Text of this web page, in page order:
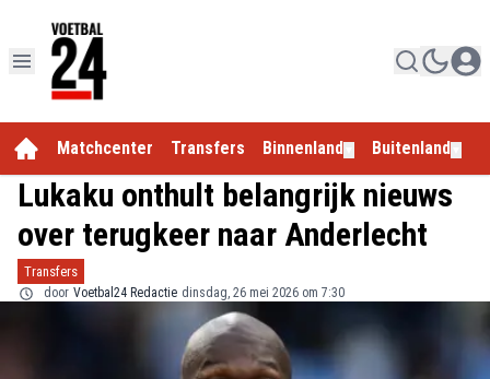
Matchcenter Transfers Binnenland Buitenland
Lukaku onthult belangrijk nieuws
over terugkeer naar Anderlecht
Transfers
door Voetbal24 Redactie dinsdag, 26 mei 2026 om 7:30